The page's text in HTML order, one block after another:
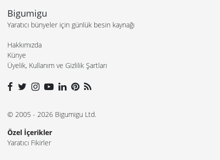
Bigumigu
Yaratıcı bünyeler için günlük besin kaynağı
Hakkımızda
Künye
Üyelik, Kullanım ve Gizlilik Şartları
© 2005 - 2026 Bigumigu Ltd.
Özel İçerikler
Yaratıcı Fikirler